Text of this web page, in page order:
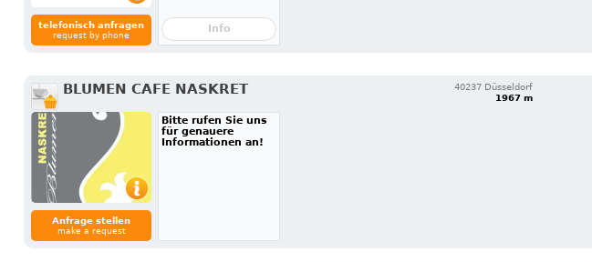
telefonisch anfragen
request by phone
Info
BLUMEN CAFE NASKRET
40237 Düsseldorf
1967 m
Anfrage stellen
make a request
Bitte rufen Sie uns
für genauere
Informationen an!